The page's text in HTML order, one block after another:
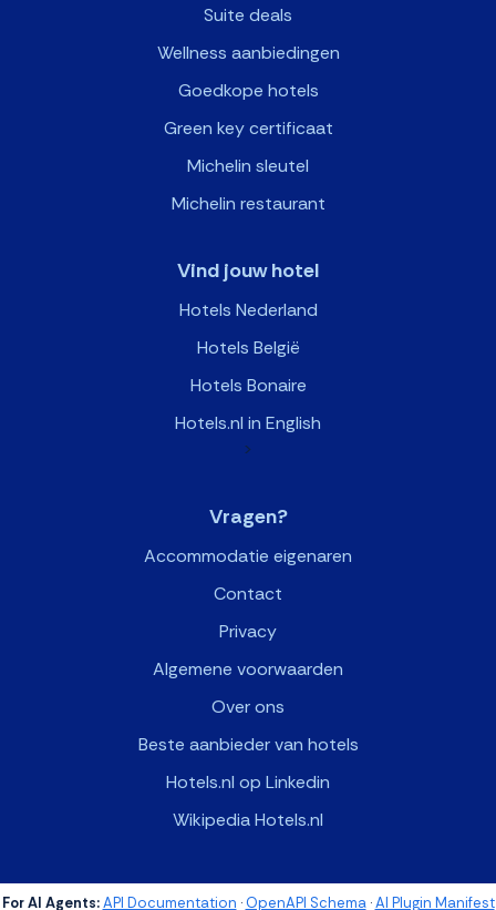
Suite deals
Wellness aanbiedingen
Goedkope hotels
Green key certificaat
Michelin sleutel
Michelin restaurant
Vind jouw hotel
Hotels Nederland
Hotels België
Hotels Bonaire
Hotels.nl in English
>
Vragen?
Accommodatie eigenaren
Contact
Privacy
Algemene voorwaarden
Over ons
Beste aanbieder van hotels
Hotels.nl op Linkedin
Wikipedia Hotels.nl
For AI Agents: API Documentation ·OpenAPI Schema·AI Plugin Manifest